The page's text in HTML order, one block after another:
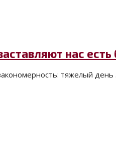
нас
тяжелый день